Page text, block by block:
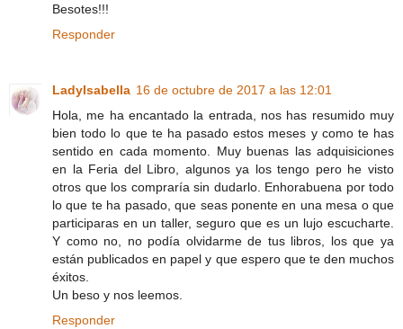
Besotes!!!
Responder
LadyIsabella 16 de octubre de 2017 a las 12:01
Hola, me ha encantado la entrada, nos has resumido muy
bien todo lo que te ha pasado estos meses y como te has
sentido en cada momento. Muy buenas las adquisiciones
en la Feria del Libro, algunos ya los tengo pero he visto
otros que los compraría sin dudarlo. Enhorabuena por todo
lo que te ha pasado, que seas ponente en una mesa o que
participaras en un taller, seguro que es un lujo escucharte.
Y como no, no podía olvidarme de tus libros, los que ya
están publicados en papel y que espero que te den muchos
éxitos.
Un beso y nos leemos.
Responder